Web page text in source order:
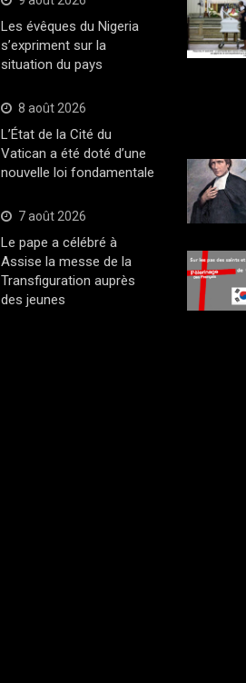
Les évêques du Nigeria
s’expriment sur la
situation du pays
8 août 2026
L’État de la Cité du
Vatican a été doté d’une
nouvelle loi fondamentale
7 août 2026
Le pape a célébré à
Assise la messe de la
Transfiguration auprès
des jeunes